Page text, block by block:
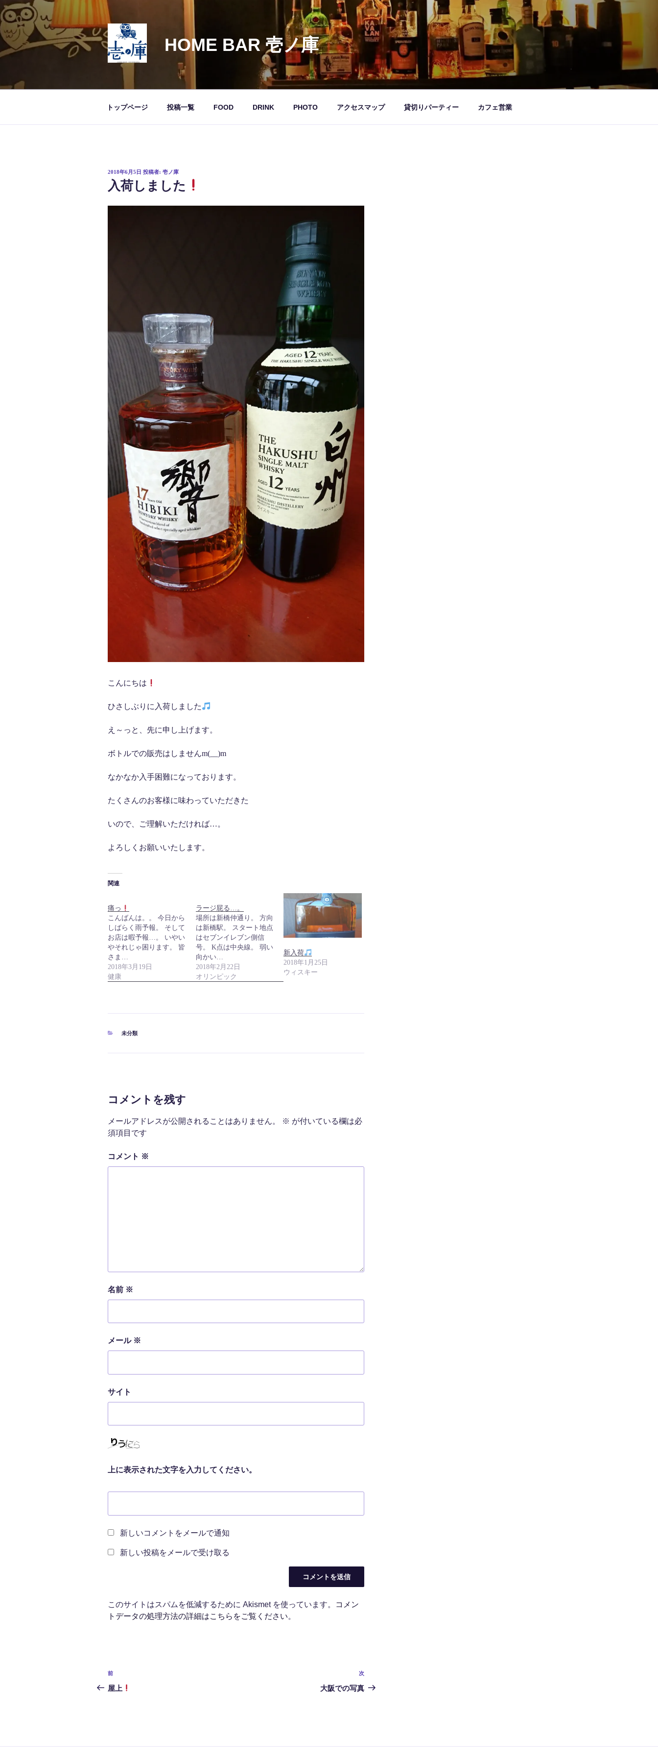
コ
ン
テ
ン
ツ
キ
HOME BAR 壱ノ庫
トップページ 投稿一覧 FOOD DRINK PHOTO アクセスマップ 貸切りパーティー カフェ営業
投
稿
日:
2018年6月5日 投稿者: 壱ノ庫
入荷しました
こんにちは
ひさしぶりに入荷しました
え～っと、先に申し上げます。
ボトルでの販売はしませんm(__)m
なかなか入手困難になっております。
たくさんのお客様に味わっていただきた
いので、ご理解いただければ…。
よろしくお願いいたします。
関連
痛っ
こんばんは。。 今日から
しばらく雨予報。 そして
お店は暇予報…。 いやい
やそれじゃ困ります。 皆
さま…
2018年3月19日
健康
ラージ屁る…。
場所は新橋仲通り。 方向
は新橋駅。 スタート地点
はセブンイレブン側信
号。 K点は中央線。 弱い
向かい…
2018年2月22日
オリンピック
新入荷
2018年1月25日
ウィスキー
カ
未分類
コメントを残す
メールアドレスが公開されることはありません。 ※ が付いている欄は必
須項目です
コメント ※
名前 ※
メール ※
サイト
上に表示された文字を入力してください。
新しいコメントをメールで通知
新しい投稿をメールで受け取る
このサイトはスパムを低減するために Akismet を使っています。
コメン
トデータの処理方法の詳細はこちらをご覧ください。
投
稿
前
の
前
屋上
次
の
次
大阪での写真